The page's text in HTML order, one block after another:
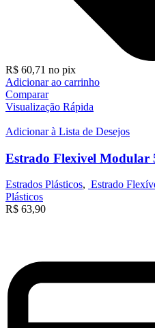
R$ 60,71 no pix
Adicionar ao carrinho
Comparar
Visualização Rápida
Adicionar à Lista de Desejos
Estrado Flexivel Modular
Estrados Plásticos, Estrado
Plásticos
R$ 63,90